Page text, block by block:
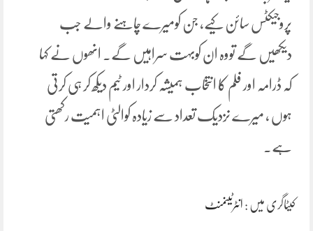
پروجیکٹس سائن کیے، جن کومیرے چاہنے والے جب
دیکھیں گے تووہ ان کوبہت سراہیں گے۔ انھوں نے کہا
کہ ڈرامہ اور فلم کا انتخاب ہمیشہ کردار اور ٹیم دیکھ کر ہی کرتی
ہوں ، میرے نزدیک تعداد سے زیادہ کوالٹی اہمیت رکھتی
ہے۔
کیٹاگری میں : انٹرٹینمنٹ